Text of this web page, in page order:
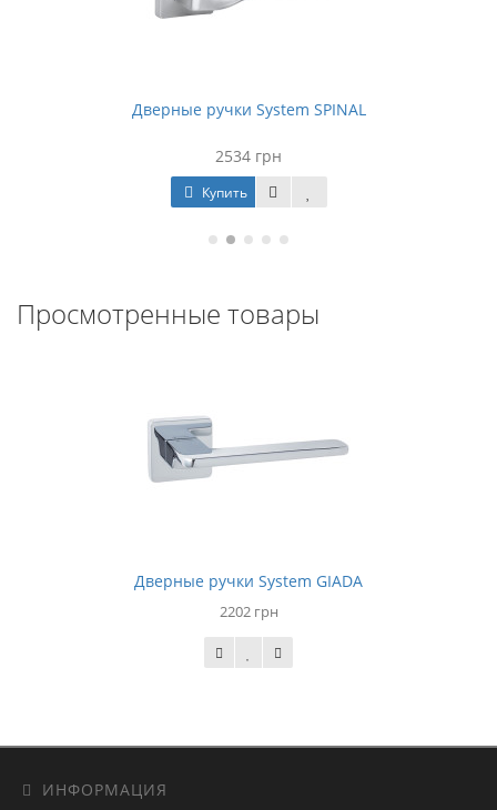
Дверные ручки System SPINAL
2534 грн
Купить
Просмотренные товары
Дверные ручки System GIADA
2202 грн
ИНФОРМАЦИЯ